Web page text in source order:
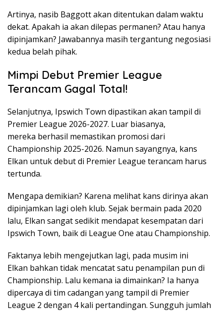
Artinya, nasib Baggott akan ditentukan dalam waktu
dekat. Apakah ia akan dilepas permanen? Atau hanya
dipinjamkan? Jawabannya masih tergantung negosiasi
kedua belah pihak.
Mimpi Debut Premier League
Terancam Gagal Total!
Selanjutnya, Ipswich Town dipastikan akan tampil di
Premier League 2026-2027. Luar biasanya,
mereka berhasil memastikan promosi dari
Championship 2025-2026. Namun sayangnya, kans
Elkan untuk debut di Premier League terancam harus
tertunda.
Mengapa demikian? Karena melihat kans dirinya akan
dipinjamkan lagi oleh klub. Sejak bermain pada 2020
lalu, Elkan sangat sedikit mendapat kesempatan dari
Ipswich Town, baik di League One atau Championship.
Faktanya lebih mengejutkan lagi, pada musim ini
Elkan bahkan tidak mencatat satu penampilan pun di
Championship. Lalu kemana ia dimainkan? Ia hanya
dipercaya di tim cadangan yang tampil di Premier
League 2 dengan 4 kali pertandingan. Sungguh jumlah